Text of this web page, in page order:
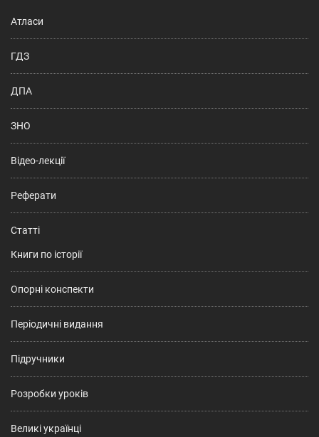
Атласи
ГДЗ
ДПА
ЗНО
Відео-лекції
Реферати
Статті
Книги по історії
Опорні конспекти
Періодичні видання
Підручники
Розробки уроків
Великі українці